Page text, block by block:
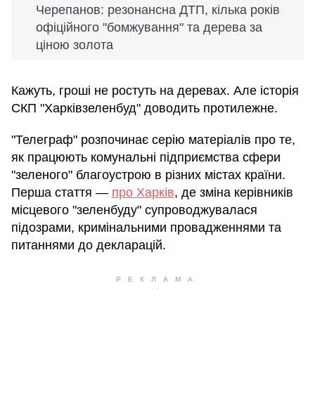
Черепанов: резонансна ДТП, кілька років
офіційного "бомжування" та дерева за
ціною золота
Кажуть, гроші не ростуть на деревах. Але історія
СКП "Харківзеленбуд" доводить протилежне.
"Телеграф" розпочинає серію матеріалів про те,
як працюють комунальні підприємства сфери
"зеленого" благоустрою в різних містах країни.
Перша стаття — про Харків, де зміна керівників
місцевого "зеленбуду" супроводжувалася
підозрами, кримінальними провадженнями та
питаннями до декларацій.